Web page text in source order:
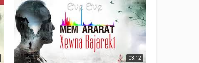
03:12